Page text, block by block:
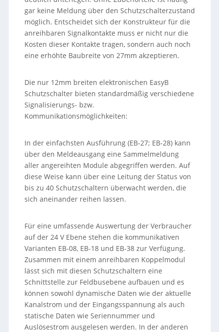
gar keine Meldung über den Schutzschalterzustand
möglich. Entscheidet sich der Konstrukteur für die
anreihbaren Signalkontakte muss er nicht nur die
Kosten dieser Kontakte tragen, sondern auch noch
eine erhöhte Baubreite von 27mm akzeptieren.
Die nur 12mm breiten elektronischen EasyB
Schutzschalter bieten standardmäßig verschiedene
Signalisierungs- bzw.
Kommunikationsmöglichkeiten:
In der einfachsten Ausführung (EB-27; EB-28) kann
über den Meldeausgang eine Sammelmeldung
aller angereihten Module abgegriffen werden. Auf
diese Weise kann über eine Leitung der Status von
bis zu 40 Schutzschaltern überwacht werden, die
sich aneinander reihen lassen.
Für eine umfassende Auswertung der Verbraucher
auf der 24 V Ebene stehen die kommunikativen
Varianten EB-08, EB-18 und EB-38 zur Verfügung.
Zusammen mit einem anreihbaren Koppelmodul
lässt sich mit diesen Schutzschaltern eine
Schnittstelle zur Feldbusebene aufbauen und es
können sowohl dynamische Daten wie der aktuelle
Kanalstrom und der Eingangsspannung als auch
statische Daten wie Seriennummer und
Auslösestrom ausgelesen werden. In der anderen